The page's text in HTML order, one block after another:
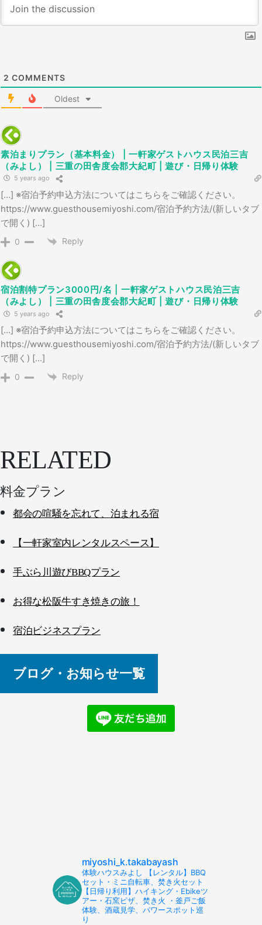
2 COMMENTS
Oldest
素泊まりプラン（基本料金） | 一軒家ゲストハウス民泊三吉
（みよし） | 三重の田舎度会郡大紀町 | 遊び・日帰り体験
5 years ago
[…] ※宿泊予約申込方法についてはこちらをご確認ください。
https://www.guesthousemiyoshi.com/宿泊予約方法/(新しいタブ
で開く) […]
0 Reply
宿泊割特プラン3000円/名 | 一軒家ゲストハウス民泊三吉
（みよし） | 三重の田舎度会郡大紀町 | 遊び・日帰り体験
5 years ago
[…] ※宿泊予約申込方法についてはこちらをご確認ください。
https://www.guesthousemiyoshi.com/宿泊予約方法/(新しいタブ
で開く) […]
0 Reply
RELATED
料金プラン
都会の喧騒を忘れて、泊まれる宿
【一軒家室内レンタルスペース】
手ぶら川遊びBBQプラン
お得な松阪牛すき焼きの旅！
宿泊ビジネスプラン
ブログ・お知らせ一覧
miyoshi_k.takabayash
体験ハウスみよし 【レンタル】BBQ
セット・ミニ自転車、焚き火セット
【日帰り利用】ハイキング・Ebikeツ
アー・石窯ピザ、焚き火 ・釜戸ご飯
体験、酒蔵見学、パワースポット巡
り